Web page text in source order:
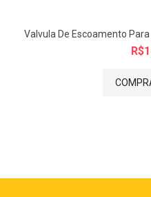
Valvula De Escoamento